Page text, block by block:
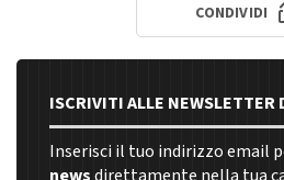
CONDIVIDI
ISCRIVITI ALLE NEWSLETTER
Inserisci il tuo indirizzo email